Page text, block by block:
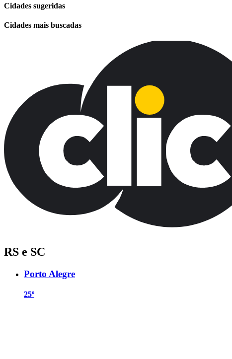
Cidades sugeridas
Cidades mais buscadas
RS e SC
Porto Alegre
25º